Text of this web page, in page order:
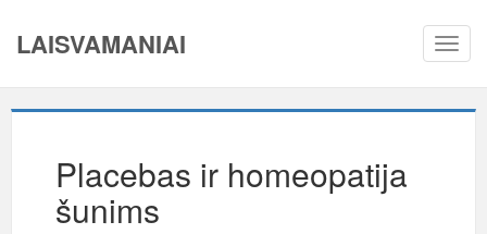
LAISVAMANIAI
Placebas ir homeopatija
šunims